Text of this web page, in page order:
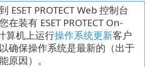
ESET PROTECT Web 控制台
在装有 ESET PROTECT On-
算机上运行操作系统更新客户
确保操作系统是最新的（出于
原因）。